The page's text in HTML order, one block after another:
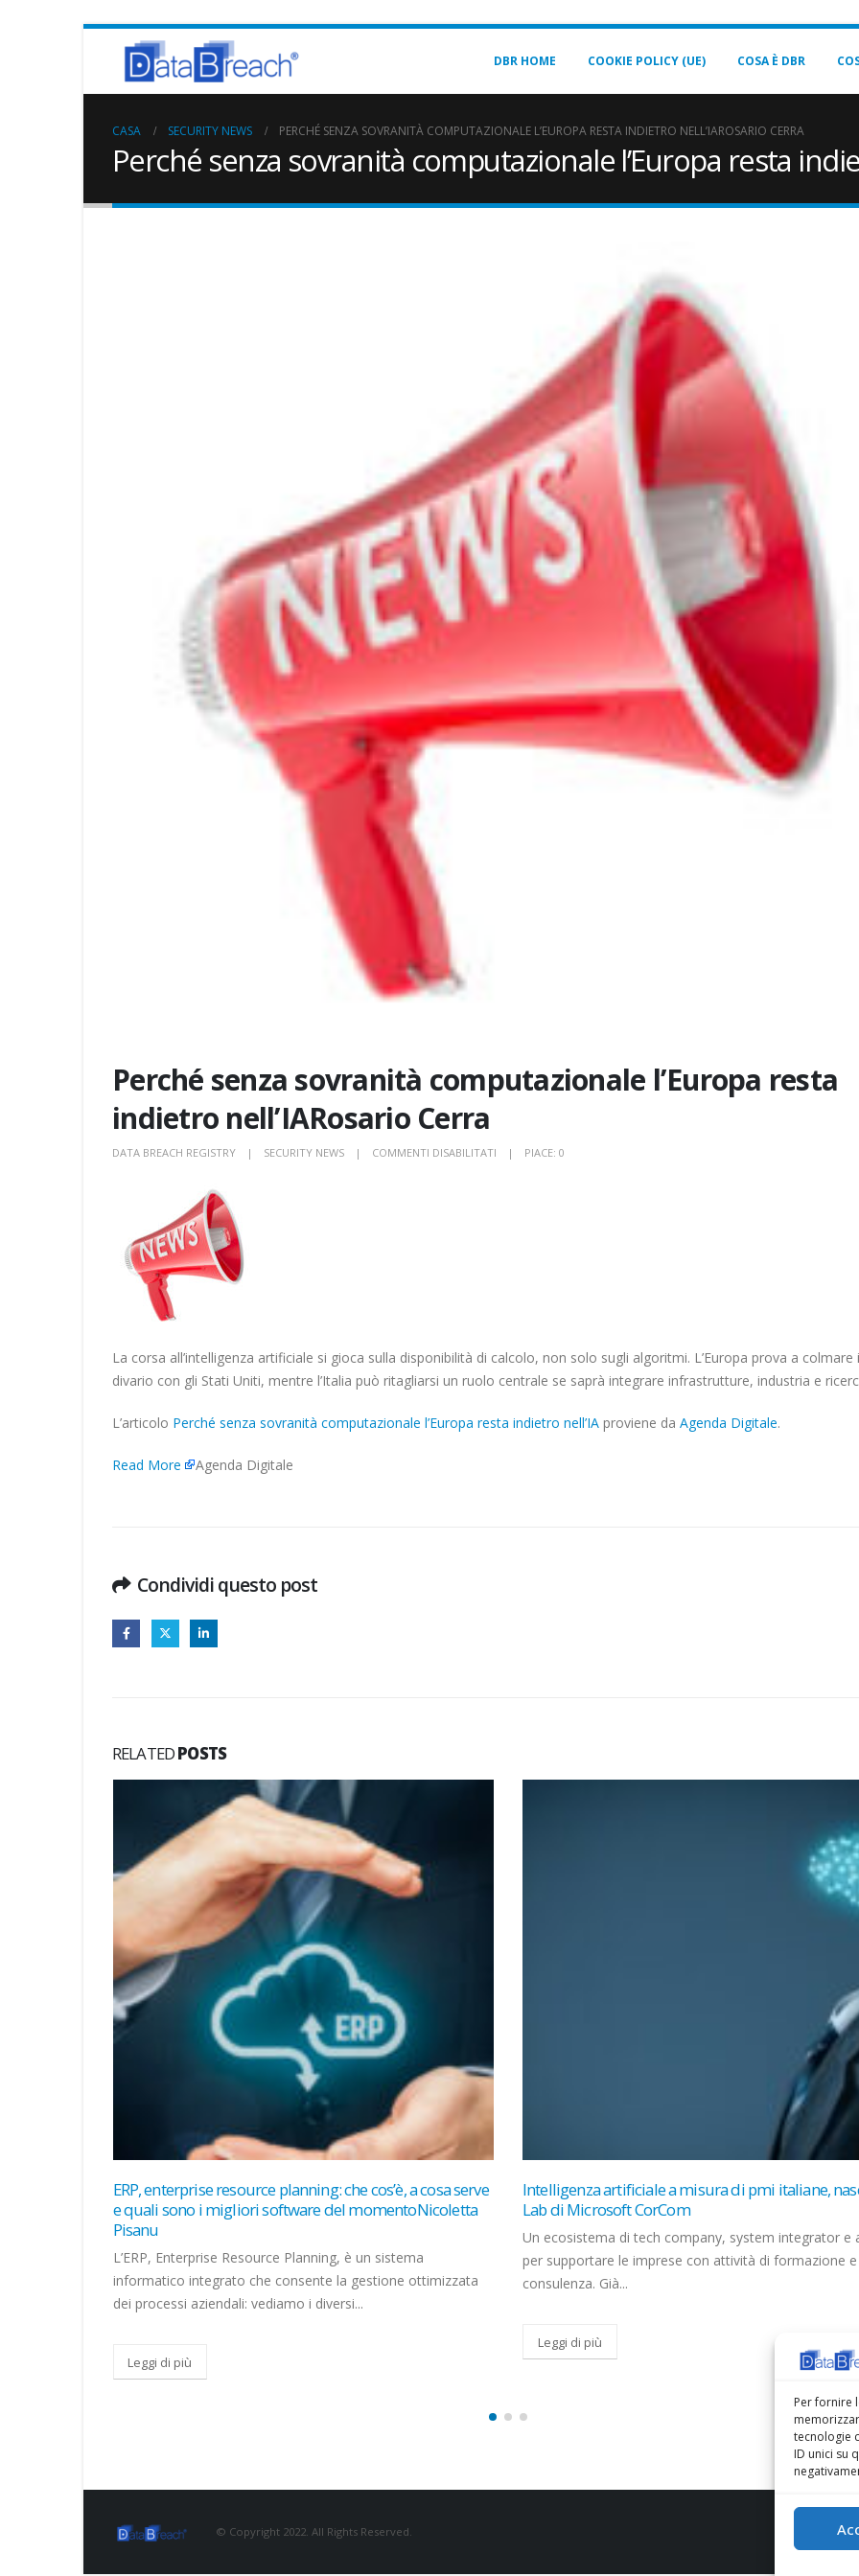
Per fornire
tecnologie
ID unici su
DBR HOME COOKIE POLICY (UE) COSA È DBR
CASA SECURITY NEWS PERCHÉ SENZA SOVRANITÀ COMPUTAZIONALE L’EUROPA RESTA INDIETRO NELL’IAROSARIO CERRA
Perché senza sovranità computazionale l’Europa resta
Perché senza sovranità computazionale l’Europa resta
indietro nell’IARosario Cerra
DATA BREACH REGISTRY SECURITY NEWS COMMENTI DISABILITATI
CERRA
PIACE: 0
La corsa all’intelligenza artificiale si gioca sulla disponibilità di calcolo, non solo sugli algoritmi. L’Europa prova a colmare
divario con gli Stati Uniti, mentre l’Italia può ritagliarsi un ruolo centrale se saprà integrare infrastrutture, industria e
L’articolo Perché senza sovranità computazionale l’Europa resta indietro nell’IA proviene da Agenda Digitale.
Read More Agenda Digitale
Condividi questo post
RELATEDPOSTS
Intelligenza artificiale a misura di pmi italiane, nasce l’AI
Lab di Microsoft CorCom
Un ecosistema di tech company, system integrator e atenei
per supportare le imprese con attività di formazione e
consulenza. Già...
Perché la crisi nello Stretto di Hormuz minaccia
l’ecosistema IoTBiagino Costanzo
La crisi nello Stretto di Hormuz non pesa solo sul
ma investe chip, logistica e infrastrutture digitali.
si...
Leggi di più